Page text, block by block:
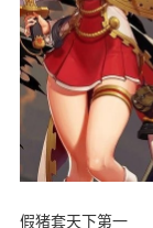
假猪套天下第一